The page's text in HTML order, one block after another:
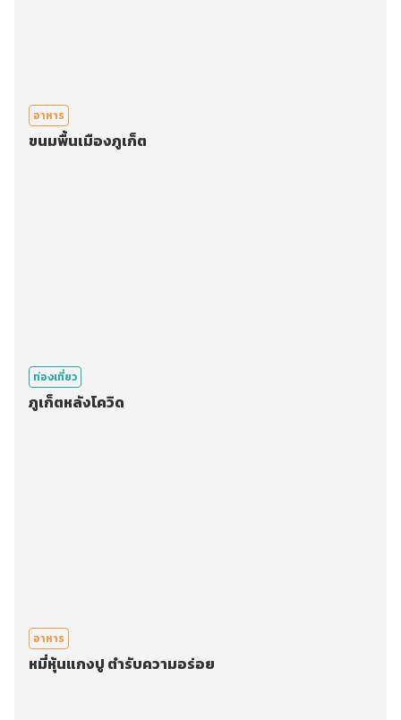
อาหาร
ขนมพื้นเมืองภูเก็ต
ท่องเที่ยว
ภูเก็ตหลังโควิด
อาหาร
หมี่หุ้นแกงปู ตำรับความอร่อย